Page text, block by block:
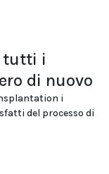
tutti i
di nuovo
i
del processo di